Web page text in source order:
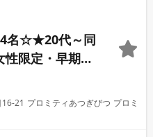
名☆★20代～同
限定・早期申
21 プロミティあつぎびつ プロミ